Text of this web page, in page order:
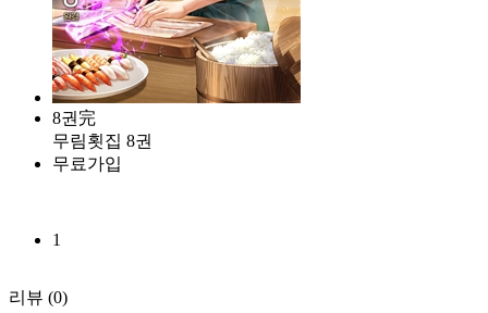
8권完
무림횟집 8권
무료가입
1
리뷰 (0)